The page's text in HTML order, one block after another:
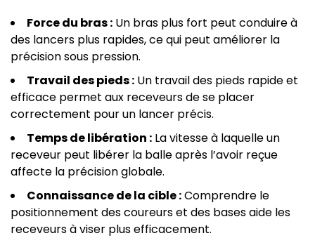
Force du bras : Un bras plus fort peut conduire à
des lancers plus rapides, ce qui peut améliorer la
précision sous pression.
Travail des pieds : Un travail des pieds rapide et
efficace permet aux receveurs de se placer
correctement pour un lancer précis.
Temps de libération : La vitesse à laquelle un
receveur peut libérer la balle après l’avoir reçue
affecte la précision globale.
Connaissance de la cible :Comprendre le
positionnement des coureurs et des bases aide les
receveurs à viser plus efficacement.